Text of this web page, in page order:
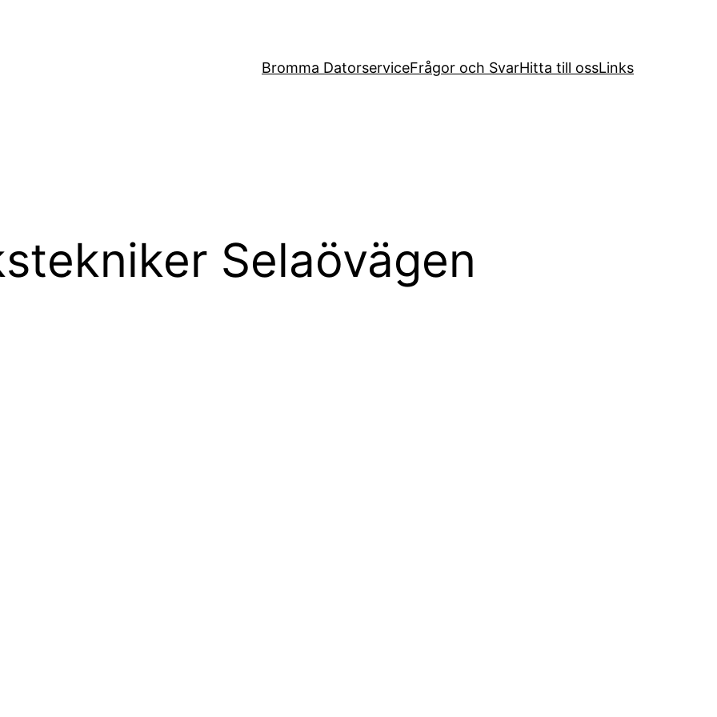
Bromma DatorserviceFrågor och SvarHitta till ossLinks
Selaövägen